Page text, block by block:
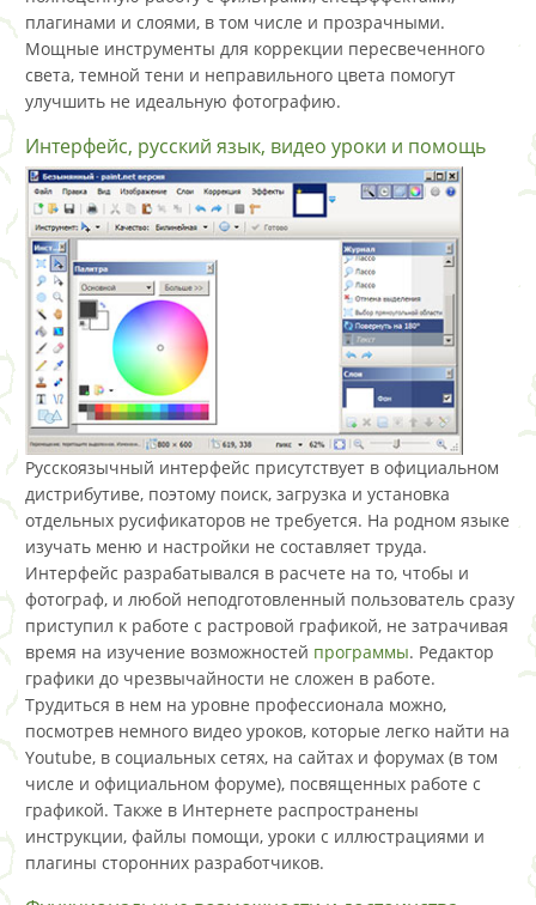
плагинами и слоями, в том числе и прозрачными.
Мощные инструменты для коррекции пересвеченного
света, темной тени и неправильного цвета помогут
улучшить не идеальную фотографию.
Интерфейс, русский язык, видео уроки и помощь
Русскоязычный интерфейс присутствует в официальном
дистрибутиве, поэтому поиск, загрузка и установка
отдельных русификаторов не требуется. На родном языке
изучать меню и настройки не составляет труда.
Интерфейс разрабатывался в расчете на то, чтобы и
фотограф, и любой неподготовленный пользователь сразу
приступил к работе с растровой графикой, не затрачивая
время на изучение возможностей программы. Редактор
графики до чрезвычайности не сложен в работе.
Трудиться в нем на уровне профессионала можно,
посмотрев немного видео уроков, которые легко найти на
Youtube, в социальных сетях, на сайтах и форумах (в том
числе и официальном форуме), посвященных работе с
графикой. Также в Интернете распространены
инструкции, файлы помощи, уроки с иллюстрациями и
плагины сторонних разработчиков.